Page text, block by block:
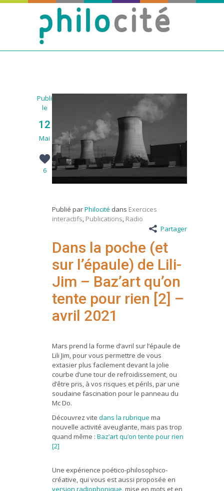
Publié
le
12
Mai
6
Publié parPhilocité dans Exercices
interactifs, Publications, Radio
Partager
Dans la poche (et
sur l’épaule) de Lili-
Jim – Baz’art qu’on
tente pour rien [2] –
avril 2021
Mars prend la forme d’avril sur l’épaule de
Lili Jim, pour vous permettre de vous
extasier plus facilement devant la jolie
courbe d’une tour de refroidissement, ou
d’être pris, à vos risques et périls, par une
soudaine fascination pour le panneau du
Mc Do.
Découvrez vite dans la rubrique ma
nouvelle activité aveuglante, mais pas trop
quand même : Baz’art qu’on tente pour rien
[2]
Une expérience poético-philosophico-
créative, qui vous est aussi proposée en
version radiophonique, mise en mots et en